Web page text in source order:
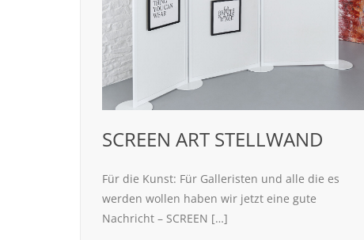
SCREEN ART STELLWAND
Für die Kunst: Für Galleristen und alle die es
werden wollen haben wir jetzt eine gute
Nachricht – SCREEN […]